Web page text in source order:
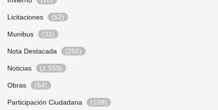
Licitaciones (52)
Munibus (32)
Nota Destacada (250)
Noticias (1.559)
Obras (54)
Participación Ciudadana (108)